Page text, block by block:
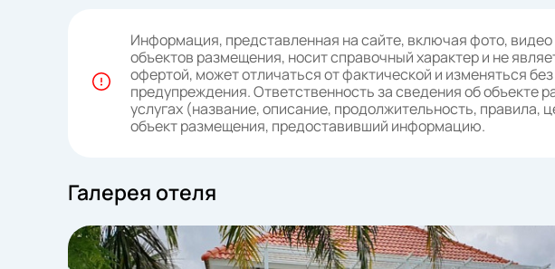
Информация, представленная на сайте, включая фото, видео
объектов размещения, носит справочный характер и не
офертой, может отличаться от фактической и изменяться без
предупреждения. Ответственность за сведения об объекте
услугах (название, описание, продолжительность, правила,
объект размещения, предоставивший информацию.
Галерея отеля